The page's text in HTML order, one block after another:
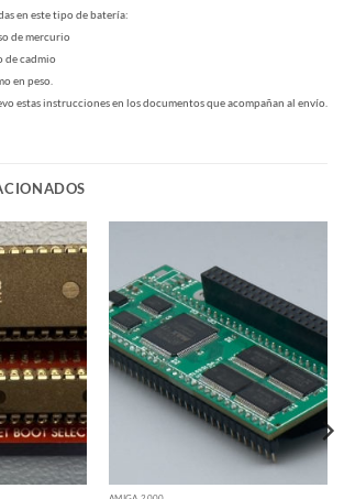
en este tipo de batería:
de mercurio
de cadmio
en peso.
estas instrucciones en los documentos que acompañan al envío.